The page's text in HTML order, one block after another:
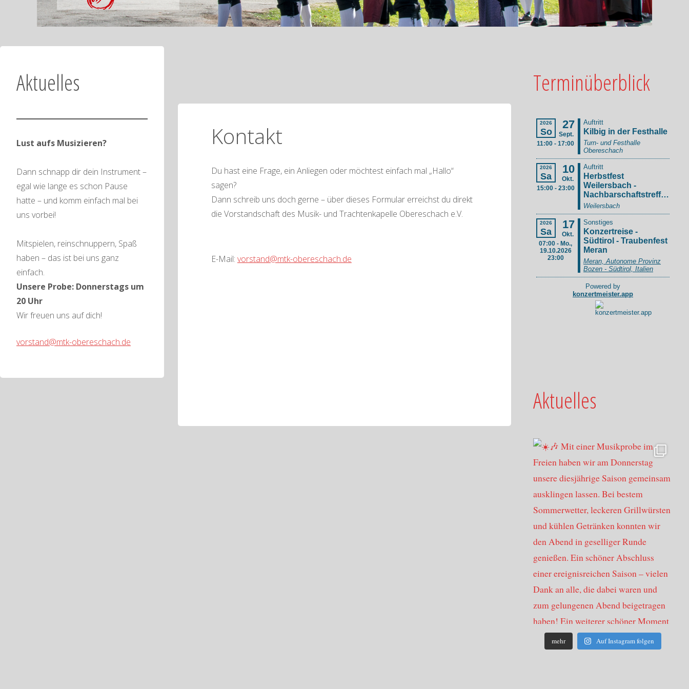
Kontakt
Du hast eine Frage, ein Anliegen oder möchtest einfach mal „Hallo“
sagen?
Dann schreib uns doch gerne – über dieses Formular erreichst du direkt
die Vorstandschaft des Musik- und Trachtenkapelle Obereschach e.V.
E-Mail: vorstand@mtk-obereschach.de
Aktuelles
Lust aufs Musizieren?
Dann schnapp dir dein Instrument –
egal wie lange es schon Pause
hatte – und komm einfach mal bei
uns vorbei!
Mitspielen, reinschnuppern, Spaß
haben – das ist bei uns ganz
einfach.
Unsere Probe: Donnerstags um
20 Uhr
Wir freuen uns auf dich!
vorstand@mtk-obereschach.de
Terminüberblick
Aktuelles
mehr Auf Instagram folgen